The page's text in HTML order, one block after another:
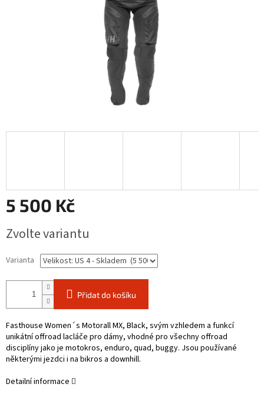
5 500 Kč
cena:
Zvolte variantu
Varianta
Přidat do košíku
Fasthouse Women´s Motorall MX, Black, svým vzhledem a funkcí
unikátní offroad lacláče pro dámy, vhodné pro všechny offroad
disciplíny jako je motokros, enduro, quad, buggy. Jsou používané
některými jezdci i na bikros a downhill.
Detailní informace